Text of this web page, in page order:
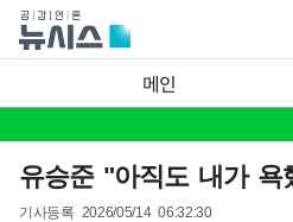
메인
유승준 "아직도 내가 욕
기사등록 2026/05/14 06:32:30